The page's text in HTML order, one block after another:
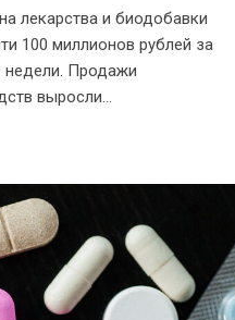
лекарства и биодобавки
100 миллионов рублей за
недели. Продажи
выросли...